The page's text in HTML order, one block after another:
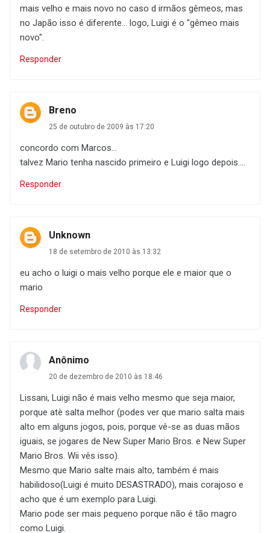
mais velho e mais novo no caso d irmãos gêmeos, mas
no Japão isso é diferente... logo, Luigi é o "gêmeo mais
novo".
Responder
Breno
25 de outubro de 2009 às 17:20
concordo com Marcos...
talvez Mario tenha nascido primeiro e Luigi logo depois....
Responder
Unknown
18 de setembro de 2010 às 13:32
eu acho o luigi o mais velho porque ele e maior que o
mario
Responder
Anônimo
20 de dezembro de 2010 às 18:46
Lissani, Luigi não é mais velho mesmo que seja maior,
porque atè salta melhor (podes ver que mario salta mais
alto em alguns jogos, pois, porque vê-se as duas mãos
iguais, se jogares de New Super Mario Bros. e New Super
Mario Bros. Wii vês isso).
Mesmo que Mario salte mais alto, também é mais
habilidoso(Luigi é muito DESASTRADO), mais corajoso e
acho que é um exemplo para Luigi.
Mario pode ser mais pequeno porque não é tão magro
como Luigi.